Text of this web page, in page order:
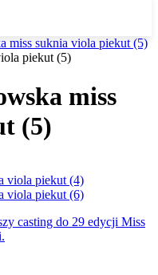
miss suknia viola piekut (5)
piekut (5)
miss
(5)
casting do 29 edycji Miss